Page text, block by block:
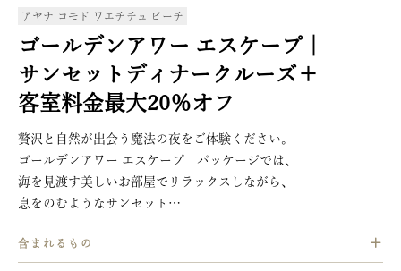
リゾートでの滞在中に生じたすべてのお支払いに適用されます
このオファーは、
他のプロモーションと併用することはできません。
アヤナ コモド ワエチチュ ビーチ
ゴールデンアワー エスケープ｜
サンセットディナークルーズ＋
客室料金最大20％オフ
贅沢と自然が出会う魔法の夜をご体験ください。
ゴールデンアワー エスケープ パッケージでは、
海を見渡す美しいお部屋でリラックスしながら、
息をのむようなサンセット
太陽が水平線に沈む中、極上のお料理をお愉しみください。
含まれるもの